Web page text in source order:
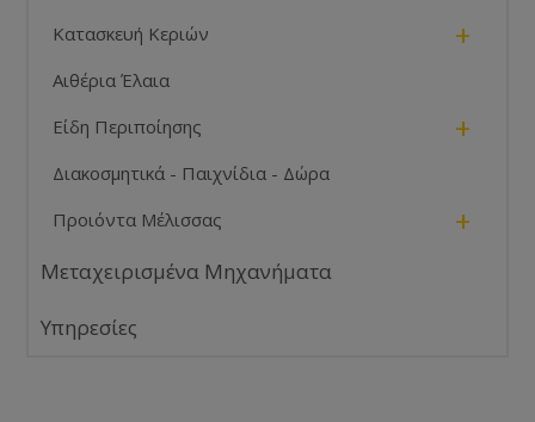
Κατασκευή Κεριών
+
Αιθέρια Έλαια
Είδη Περιποίησης
+
Διακοσμητικά - Παιχνίδια - Δώρα
Προιόντα Μέλισσας
+
Μεταχειρισμένα Μηχανήματα
Υπηρεσίες